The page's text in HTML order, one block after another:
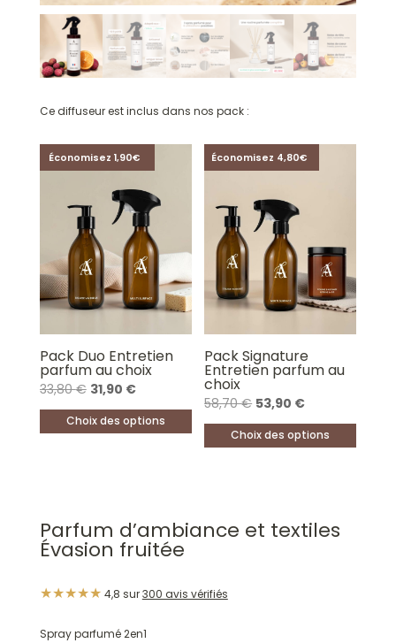
Ce diffuseur est inclus dans nos pack :
Économisez 1,90€
Pack Duo Entretien
parfum au choix
33,80€ Le
prix
initial
31,90 €Le
prix
actuel
Choix des options
variations.
Les
être
Économisez 4,80€
Pack Signature
Entretien parfum au
choix
58,70€ Le
prix
initial
53,90 €Le
prix
actuel
Choix des options
plusieurs
options
Parfum d’ambiance et textiles
Évasion fruitée
★★★★★ 4,8 sur300 avis vérifiés
Spray parfumé 2en1